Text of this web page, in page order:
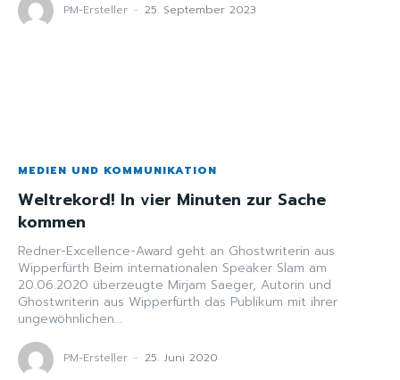
PM-Ersteller - 25. September 2023
MEDIEN UND KOMMUNIKATION
Weltrekord! In vier Minuten zur Sache
kommen
Redner-Excellence-Award geht an Ghostwriterin aus
Wipperfürth Beim internationalen Speaker Slam am
20.06.2020 überzeugte Mirjam Saeger, Autorin und
Ghostwriterin aus Wipperfürth das Publikum mit ihrer
ungewöhnlichen...
PM-Ersteller - 25. Juni 2020